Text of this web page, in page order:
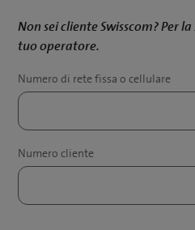
Non sei cliente Swisscom? Per
tuo operatore.